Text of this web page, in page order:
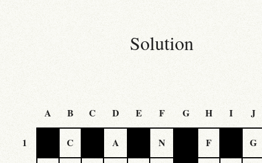
Solution
A B C D E F G H I J
1 C A N F G